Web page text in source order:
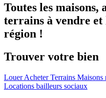
Toutes les maisons,
terrains à vendre
région !
Trouver votre bien
LouerAcheterTerrains Maisons
Locations bailleurs sociaux